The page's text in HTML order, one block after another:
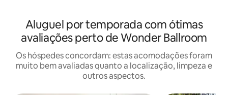
Aluguel por temporada com ótimas
avaliações perto de Wonder Ballroom
Os hóspedes concordam: estas acomodações foram
muito bem avaliadas quanto a localização, limpeza e
outros aspectos.